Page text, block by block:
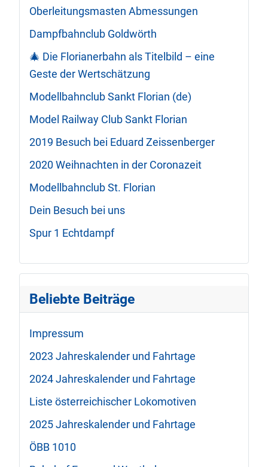
Oberleitungsmasten Abmessungen
Dampfbahnclub Goldwörth
🎄 Die Florianerbahn als Titelbild – eine
Geste der Wertschätzung
Modellbahnclub Sankt Florian (de)
Model Railway Club Sankt Florian
2019 Besuch bei Eduard Zeissenberger
2020 Weihnachten in der Coronazeit
Modellbahnclub St. Florian
Dein Besuch bei uns
Spur 1 Echtdampf
Beliebte Beiträge
Impressum
2023 Jahreskalender und Fahrtage
2024 Jahreskalender und Fahrtage
Liste österreichischer Lokomotiven
2025 Jahreskalender und Fahrtage
ÖBB 1010